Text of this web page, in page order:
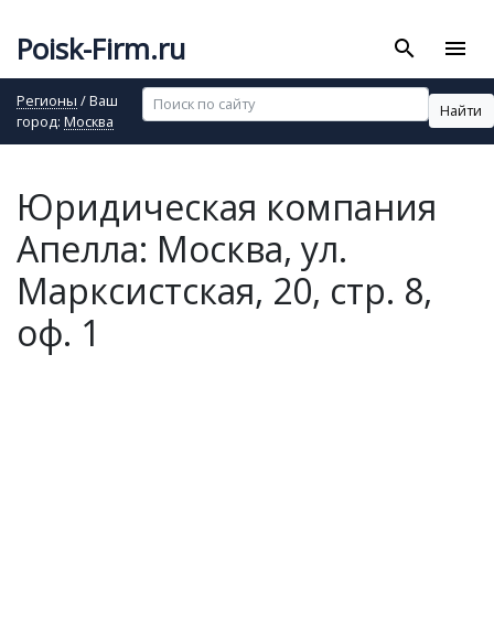
Poisk-Firm.ru search menu
Регионы / Ваш
город: Москва
Найти
Юридическая компания
Апелла: Москва, ул.
Марксистская, 20, стр. 8,
оф. 1